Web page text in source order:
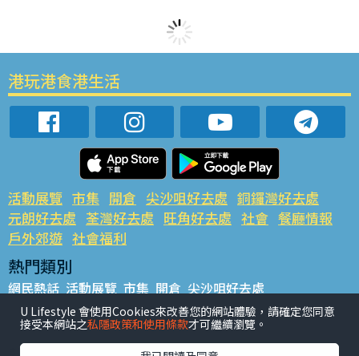
港玩港食港生活
活動展覽 市集 開倉 尖沙咀好去處 銅鑼灣好去處
元朗好去處 荃灣好去處 旺角好去處 社會 餐廳情報
戶外郊遊 社會福利
熱門類別
網民熱話 活動展覽 市集 開倉 尖沙咀好去處
銅鑼灣好去處 元朗好去處 荃灣好去處 旺角好去處 社會
餐廳情報 戶外郊遊
U Lifestyle 會使用Cookies來改善您的網站體驗，請確定您同意
接受本網站之私隱政策和使用條款才可繼續瀏覽。